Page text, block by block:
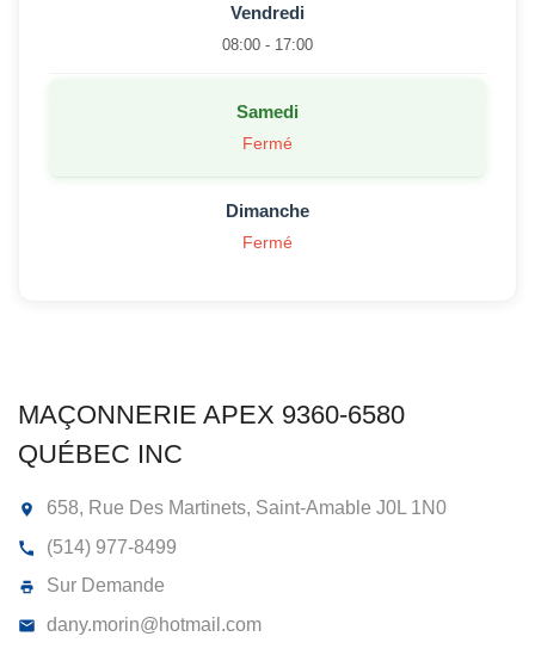
MAÇONNERIE APEX 9360-6580
QUÉBEC INC
Vendredi
08:00 - 17:00
Samedi
Fermé
Dimanche
Fermé